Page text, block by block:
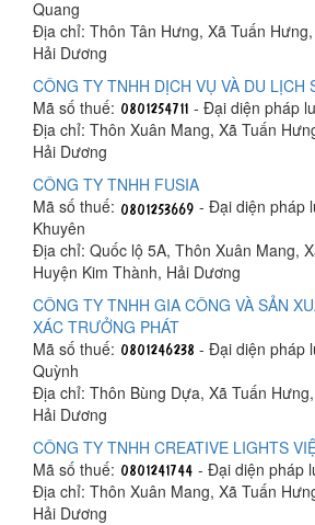
Quang
Địa chỉ: Thôn Tân Hưng, Xã Tuấn
Hải Dương
CÔNG TY TNHH DỊCH VỤ VÀ DU LỊCH
Mã số thuế:
- Đại diện pháp
Địa chỉ: Thôn Xuân Mang, Xã Tuấn
Hải Dương
CÔNG TY TNHH FUSIA
Mã số thuế:
- Đại diện pháp
Khuyên
Địa chỉ: Quốc lộ 5A, Thôn Xuân Mang,
Huyện Kim Thành, Hải Dương
CÔNG TY TNHH GIA CÔNG VÀ SẢN
XÁC TRƯỞNG PHÁT
Mã số thuế:
- Đại diện pháp
Quỳnh
Địa chỉ: Thôn Bùng Dựa, Xã Tuấn
Hải Dương
CÔNG TY TNHH CREATIVE LIGHTS
Mã số thuế:
- Đại diện pháp
Địa chỉ: Thôn Xuân Mang, Xã Tuấn
Hải Dương